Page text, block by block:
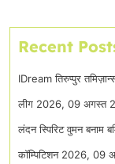
Recent
IDream तिरुप्पुर
लीग 2026, 09 अगस्त
लंदन स्पिरिट वुमन बनाम
कॉम्पिटिशन 2026,